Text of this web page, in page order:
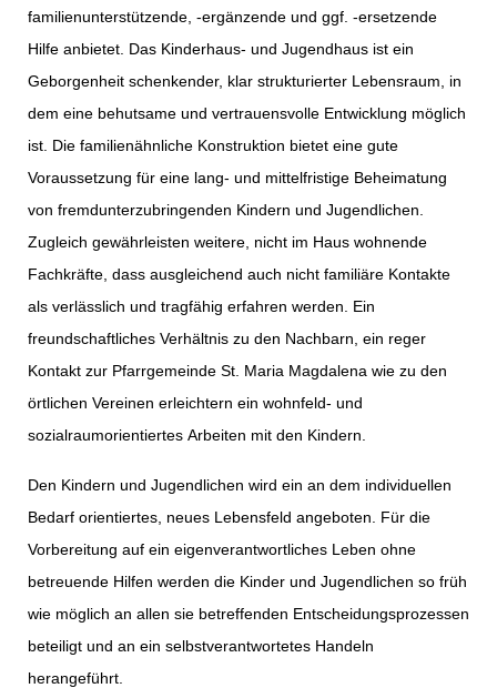
familienunterstützende, -ergänzende und ggf. -ersetzende
Hilfe anbietet. Das Kinderhaus- und Jugendhaus ist ein
Geborgenheit schenkender, klar strukturierter Lebensraum, in
dem eine behutsame und vertrauensvolle Entwicklung möglich
ist. Die familienähnliche Konstruktion bietet eine gute
Voraussetzung für eine lang- und mittelfristige Beheimatung
von fremdunterzubringenden Kindern und Jugendlichen.
Zugleich gewährleisten weitere, nicht im Haus wohnende
Fachkräfte, dass ausgleichend auch nicht familiäre Kontakte
als verlässlich und tragfähig erfahren werden. Ein
freundschaftliches Verhältnis zu den Nachbarn, ein reger
Kontakt zur Pfarrgemeinde St. Maria Magdalena wie zu den
örtlichen Vereinen erleichtern ein wohnfeld- und
sozialraumorientiertes Arbeiten mit den Kindern.
Den Kindern und Jugendlichen wird ein an dem individuellen
Bedarf orientiertes, neues Lebensfeld angeboten. Für die
Vorbereitung auf ein eigenverantwortliches Leben ohne
betreuende Hilfen werden die Kinder und Jugendlichen so früh
wie möglich an allen sie betreffenden Entscheidungsprozessen
beteiligt und an ein selbstverantwortetes Handeln
herangeführt.